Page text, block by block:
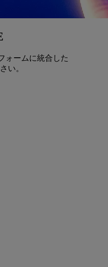
ォームに統合した
い。